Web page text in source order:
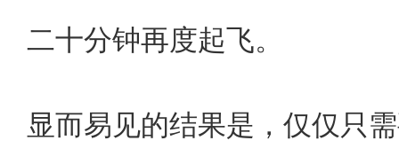
二十分钟再度起飞。
显而易见的结果是，仅仅只